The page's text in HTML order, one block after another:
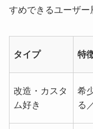
すめできるユーザー
タイプ 特
改造・カスタ
ム好き
希
る